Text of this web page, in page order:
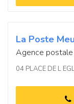
La Poste
Agence
04 PLACE DE L